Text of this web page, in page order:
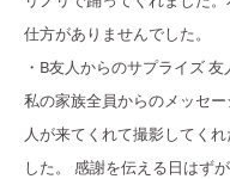
仕方がありませんでした。
・B友人からのサプライズ
私の家族全員からのメッセ
人が来てくれて撮影してく
した。 感謝を伝える日はず